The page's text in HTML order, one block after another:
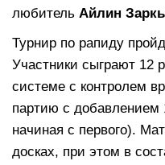
любитель Айлин
Турнир по рапиду
Участники сыграют 12
системе с контролем
партию с добавлением
начиная с первого).
досках, при этом в